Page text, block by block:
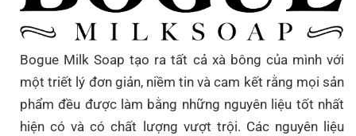
Bogue Milk Soap tạo ra tất cả xà bông của mình với
một triết lý đơn giản, niềm tin và cam kết rằng mọi sản
phẩm đều được làm bằng những nguyên liệu tốt nhất
hiện có và có chất lượng vượt trội. Các nguyên liệu